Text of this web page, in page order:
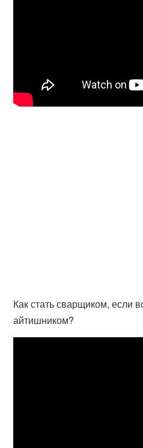
Как стать сварщиком, если
айтишником?